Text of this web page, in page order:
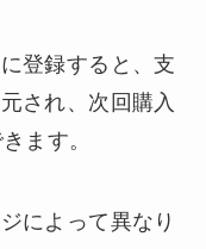
登録すると、支
され、次回購入
ます。
によって異なり